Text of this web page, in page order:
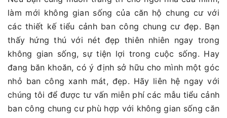
làm mới không gian sống của căn hộ chung cư với
các thiết kế tiểu cảnh ban công chung cư đẹp. Bạn
thấy hứng thú với nét đẹp thiên nhiên ngay trong
không gian sống, sự tiện lợi trong cuộc sống. Hay
đang băn khoăn, có ý định sở hữu cho mình một góc
nhỏ ban công xanh mát, đẹp. Hãy liên hệ ngay với
chúng tôi để được tư vấn miễn phí các mẫu tiểu cảnh
ban công chung cư phù hợp với không gian sống căn